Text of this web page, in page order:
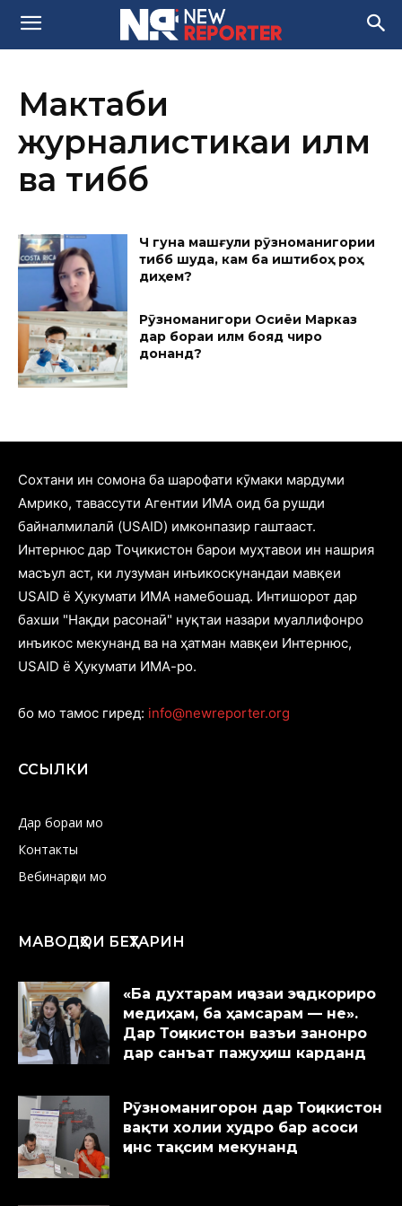
Мактаби
журналистикаи илмӣ
ва тиббӣ
Чӣ гуна машғули рӯзноманигории
тиббӣ шуда, кам ба иштибоҳ роҳ
диҳем?
Рӯзноманигори Осиёи Марказӣ
дар бораи илм бояд чиро
донанд?
Cохтани ин сомона ба шарофати кӯмаки мардуми
Амрико, тавассути Агентии ИМА оид ба рушди
байналмилалӣ (USAID) имконпазир гаштааст.
Интернюс дар Тоҷикистон барои муҳтавои ин нашрия
масъул аст, ки лузуман инъикоскунандаи мавқеи
USAID ё Ҳукумати ИМА намебошад. Интишорот дар
бахши "Нақди расонаӣ" нуқтаи назари муаллифонро
инъикос мекунанд ва на ҳатман мавқеи Интернюс,
USAID ё Ҳукумати ИМА-ро.
бо мо тамос гиред: info@newreporter.org
ССЫЛКИ
Дар бораи мо
Контакты
Вебинарҳои мо
МАВОДҲОИ БЕҲТАРИН
«Ба духтарам иҷозаи эҷодкориро
медиҳам, ба ҳамсарам — не».
Дар Тоҷикистон вазъи занонро
дар санъат пажуҳиш карданд
Рӯзноманигорон дар Тоҷикистон
вақти холии худро бар асоси
ҷинс тақсим мекунанд